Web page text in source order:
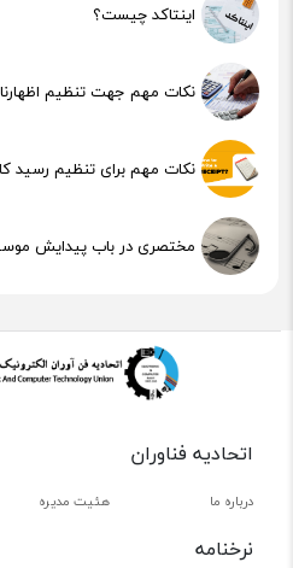
اینتاکد چیست؟
نکات مهم جهت تنظیم
نکات مهم برای تنظیم رسید
مختصری در باب پیدایش
اتحادیه فناوران
درباره ما هئیت مدیره
نرخنامه